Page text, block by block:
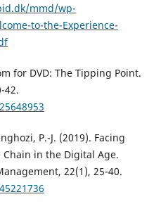
mmd/wp-
to-the-Experience-
for DVD: The Tipping Point.
42.
P.-J. (2019). Facing
in the Digital Age.
22(1), 25-40.